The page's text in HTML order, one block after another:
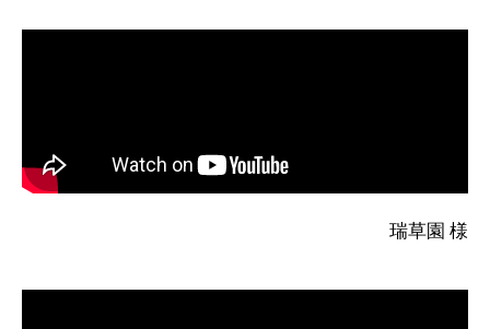
瑞草園 様